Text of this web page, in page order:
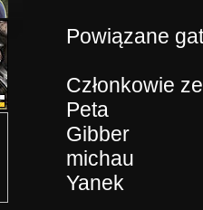
Powiązane
Członkowie
Peta
Gibber
michau
Yanek